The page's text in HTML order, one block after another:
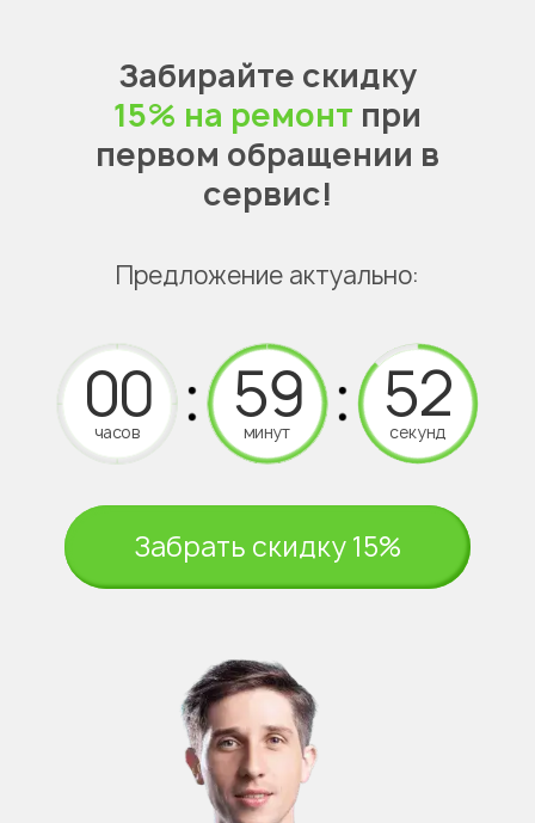
Забирайте скидку
15% на ремонт при
первом обращении в
сервис!
Предложение актуально:
часов минут секунд
Забрать скидку 15%